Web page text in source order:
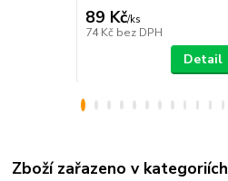
89 Kč/ks
74 Kč bez DPH
Detail
Zboží zařazeno v kategoriích